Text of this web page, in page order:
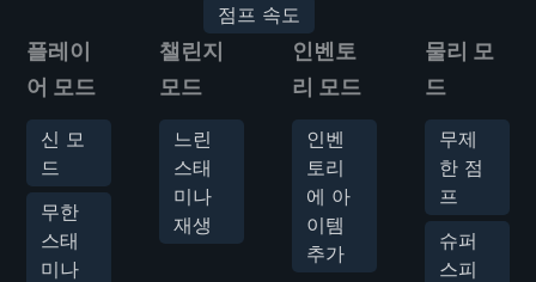
점프 속도
플레이
어 모드
신 모
드
무한
스태
미나
챌린지
모드
느린
스태
미나
재생
인벤토
리 모드
인벤
토리
에 아
이템
추가
물리 모
드
무제
한 점
프
슈퍼
스피